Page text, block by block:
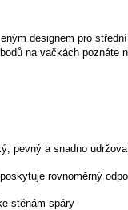
designem pro
na vačkách
pevný a snadno
rovnoměrný
stěnám spáry